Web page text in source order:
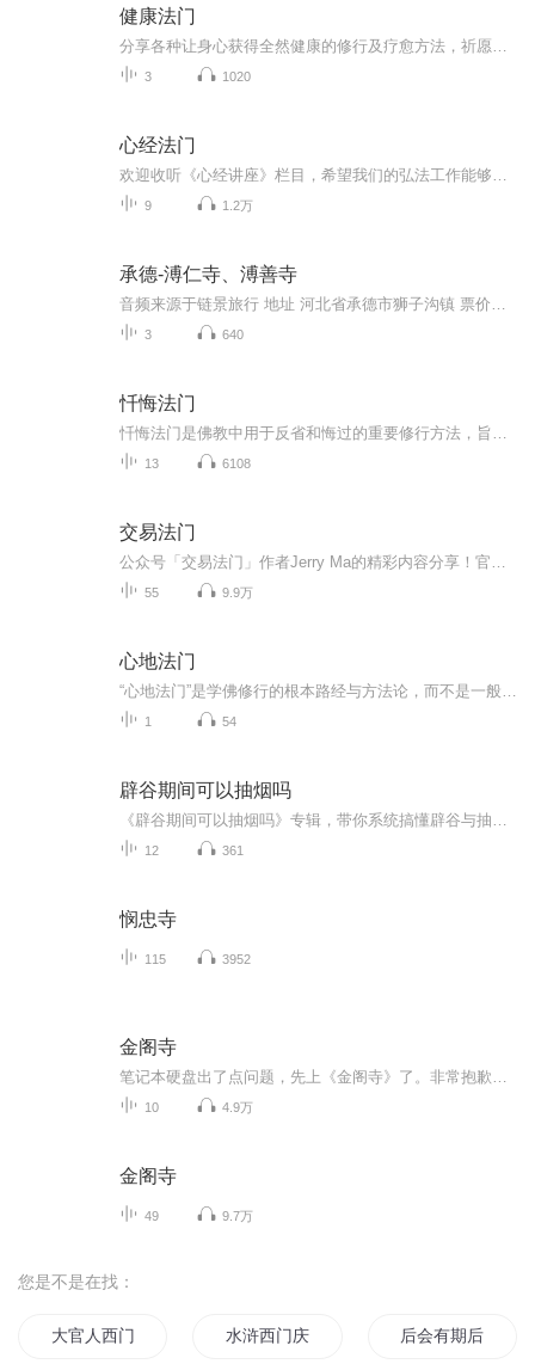
健康法门
3 1020
心经法门
9 1.2万
承德-溥仁寺、溥善寺
3 640
忏悔法门
13 6108
交易法门
55 9.9万
心地法门
1 54
辟谷期间可以抽烟吗
12 361
悯忠寺
115 3952
金阁寺
10 4.9万
金阁寺
49 9.7万
您是不是在找：
大官人西门庆 水浒西门庆 后会有期后会有期